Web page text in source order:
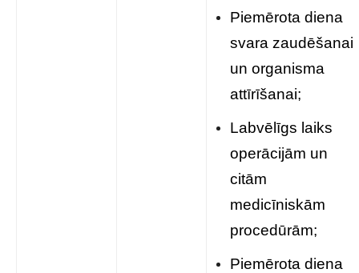
Piemērota diena
svara zaudēšanai
un organisma
attīrīšanai;
Labvēlīgs laiks
operācijām un
citām
medicīniskām
procedūrām;
Piemērota diena